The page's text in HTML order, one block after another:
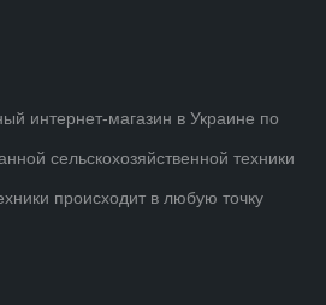
интернет-магазин в Украине по
сельскохозяйственной техники
происходит в любую точку